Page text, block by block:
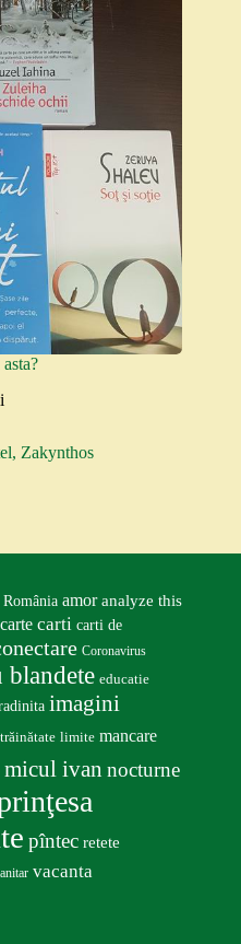
Zakynthos
amor analyze this
carte carti carti de
Coronavirus
blandete educatie
imagini
limite mancare
micul ivan nocturne
pîntec retete
vacanta